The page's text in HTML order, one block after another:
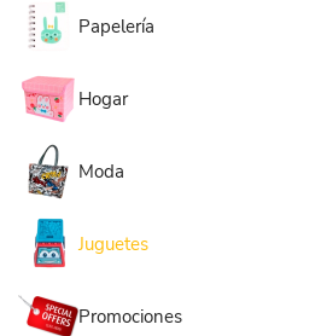
Papelería
Hogar
Moda
Juguetes
Promociones